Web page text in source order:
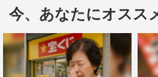
いっぽう、撮影を担当した写真家
たちが自然に舞い降り、物語があ
た瞬間を撮ることを心がけまし
今、あなたにオスス